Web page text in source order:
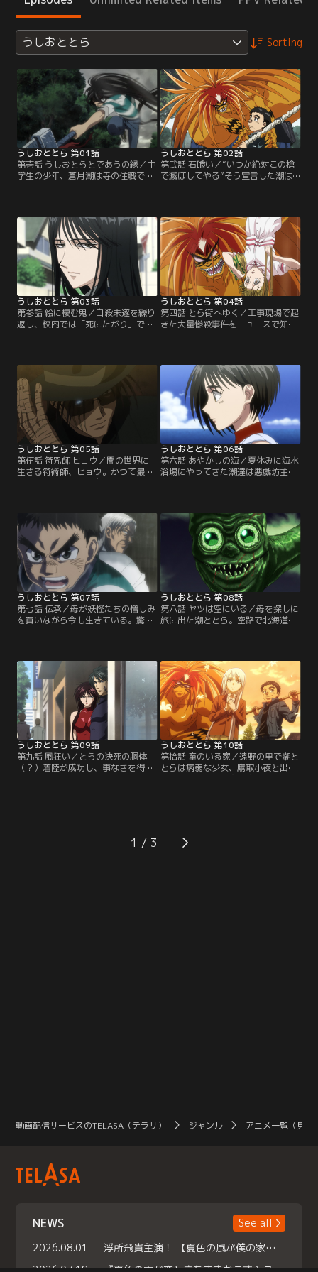
うしおととら Sorting
うしおととら 第01話
第壱話 うしおとらとであうの縁／中
学生の少年、蒼月潮は寺の住職であ
いモノを見つけてしまう。それは、
遥けき彼方より民に恐れられ、蔵の
中で五百年もの間封じ込められてい
たという大妖怪とその腕に突き立て
られた“獣の槍”と呼ばれた霊槍だっ
た。【提供：バンダイチャンネル】
うしおととら 第02話
第弐話 石喰い／“いつか絶対この槍
で滅ぼしてやる”そう宣言した潮は
妙なコンビが誕生した最中、潮の通
う中学校で旧校舎に運ばれた石の鎧
が、生徒を襲うという怪奇事件が起
こる。【提供：バンダイチャンネ
ル】
うしおととら 第03話
第参話 絵に棲む鬼／自殺未遂を繰り
返し、校内では「死にたがり」で有
て、礼子像が「死にたがり」の礼子
と同一人物で道雄の一人娘だと知っ
た潮は、笑っている絵が描きたいと
モデルを本人に願い出る。【提供：
バンダイチャンネル】
うしおととら 第04話
第四話 とら街へゆく／工事現場で起
きた大量惨殺事件をニュースで知る
るとらだったが、妖化してまで責め
る潮に逆上、街へ飛び去ってしま
う。追う潮は、惨殺現場で一人の老
人と出会う。【提供：バンダイチャ
ンネル】
うしおととら 第05話
第伍話 符咒師 ヒョウ／闇の世界に
生きる符術師、ヒョウ。かつて最愛
の妻と子供を失い、自らも大きな爪
は暗闇から突然現れた黒いカ
ゲ……。【提供：バンダイチャンネ
ル】
うしおととら 第06話
第六話 あやかしの海／夏休みに海水
浴場にやってきた潮達は悪戯坊主中
タツヤに寄り添った麻子は幼き日の
昔話を語り出して--。【提供：バン
ダイチャンネル】
うしおととら 第07話
第七話 伝承／母が妖怪たちの憎しみ
を買いながら今も生きている。驚愕
しまう。潮を撒いた紫暮は自身が属
する光覇明宗総本山に赴き、獣の槍
が潮によって引きぬかれたことを御
役目様に報告する。しかし、従者で
あることを認めぬ者達が潮と、妖怪
であるとらを滅ぼす為に…。【提
供：バンダイチャンネル】
うしおととら 第08話
第八話 ヤツは空にいる／母を探しに
旅に出た潮ととら。空路で北海道を
る操縦ミスだと責める勇に対し、バ
ケモノの仕業だと弁解する厚沢。
【提供：バンダイチャンネル】
うしおととら 第09話
第九話 風狂い／とらの決死の胴体
（？）着陸が成功し、事なきを得た
兄弟、雷信とかがりが現れる。【提
うしおととら 第10話
第拾話 童のいる家／遠野の里で潮と
とらは病弱な少女、鷹取小夜と出会
くところ富があり、権勢あり。それ
去る家、災いと貧困が訪れると。そ
1
動画配信サービスのTELASA（テラサ） ジャンル アニメ一覧（見放
NEWS
See all
2026.08.01
浮所飛貴主演！ 【夏色の風が僕の家にやってきた】 本日よりテラサで独占配信スタート！